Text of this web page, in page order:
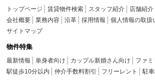
トップページ 賃貸物件検索 スタッフ紹介 店舗紹介
会社概要
業務内容 沿革 採用情報
個人情報の取扱
サイトマップ
物件特集
最新情報 単身者向け カップル新婚さん向け ファミ
駅徒歩10分以内
仲介手数料割引 フリーレント 駐